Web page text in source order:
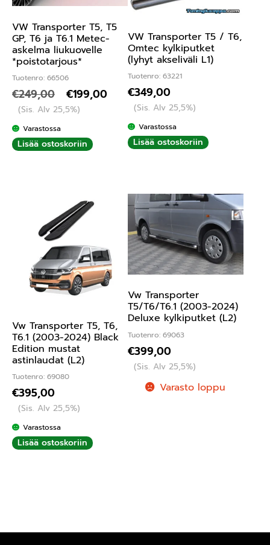
VW Transporter T5, T5
GP, T6 ja T6.1 Metec-
askelma liukuovelle
*poistotarjous*
Tuotenro: 66506
€249,00 €199,00
(Sis. Alv 25,5%)
Varastossa
Lisää ostoskoriin
VW Transporter T5 / T6,
Omtec kylkiputket
(lyhyt akseliväli L1)
Tuotenro: 63221
€349,00
(Sis. Alv 25,5%)
Varastossa
Lisää ostoskoriin
Vw Transporter T5, T6,
T6.1 (2003-2024) Black
Edition mustat
astinlaudat (L2)
Tuotenro: 69080
€395,00
(Sis. Alv 25,5%)
Varastossa
Lisää ostoskoriin
Vw Transporter
T5/T6/T6.1 (2003-2024)
Deluxe kylkiputket (L2)
Tuotenro: 69063
€399,00
(Sis. Alv 25,5%)
Varasto loppu